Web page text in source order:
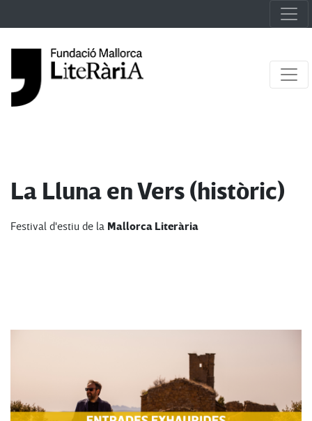
La Lluna en Vers (històric)
Festival d'estiu de la Mallorca Literària